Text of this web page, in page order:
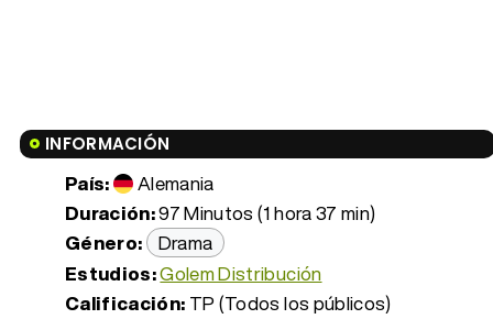
INFORMACIÓN
País:
Alemania
Duración:97 Minutos (1 hora 37 min)
Género: Drama
Estudios:Golem Distribución
Calificación: TP (Todos los públicos)